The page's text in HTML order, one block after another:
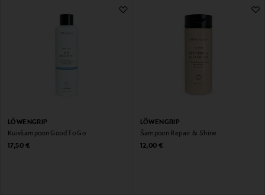
LÖWENGRIP
Kuivšampoon Good To Go
Original Price
17,50 €
LÖWENGRIP
Šampoon Repair & Shine
Original Price
12,00 €